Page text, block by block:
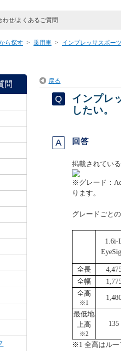
ら探す > 乗用車 >
インプレッサスポー
問 戻る
インプレ
したい。
回答
掲載されてい
※グレード：
ります。
グレードごと
1.6i-
全長
全幅
全高
※1
最低地
上高
※2
135
※1 全高はルー